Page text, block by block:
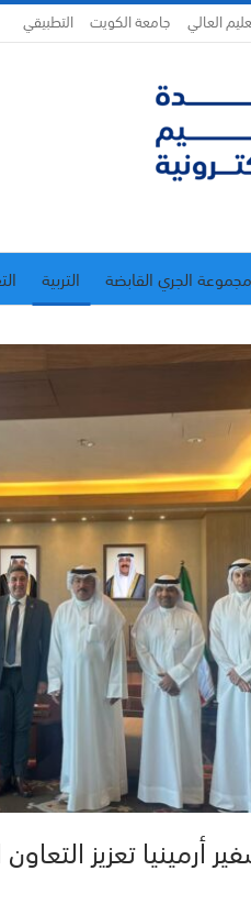
العالي جامعة الكويت التطبيقي
الجري القابضة التربية
أرمينيا تعزيز